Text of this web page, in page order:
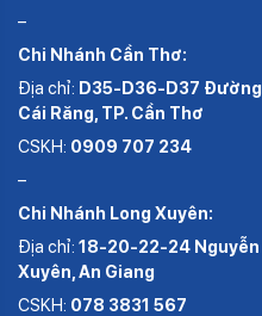
–
Chi Nhánh Cần Thơ:
Địa chỉ: D35-D36-D37 Đường
Cái Răng, TP. Cần Thơ
CSKH: 0909 707 234
–
Chi Nhánh Long Xuyên:
Địa chỉ: 18-20-22-24 Nguyễn
Xuyên, An Giang
CSKH: 078 3831 567